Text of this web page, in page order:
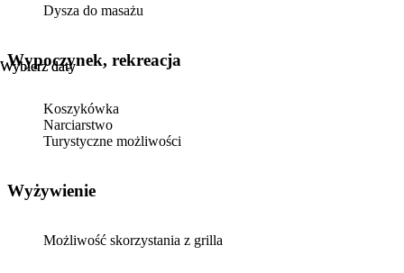
Wybierz daty
Wybierz daty
Dysza do masażu
Wypoczynek, rekreacja
Koszykówka
Narciarstwo
Turystyczne możliwości
Wyżywienie
Możliwość skorzystania z grilla